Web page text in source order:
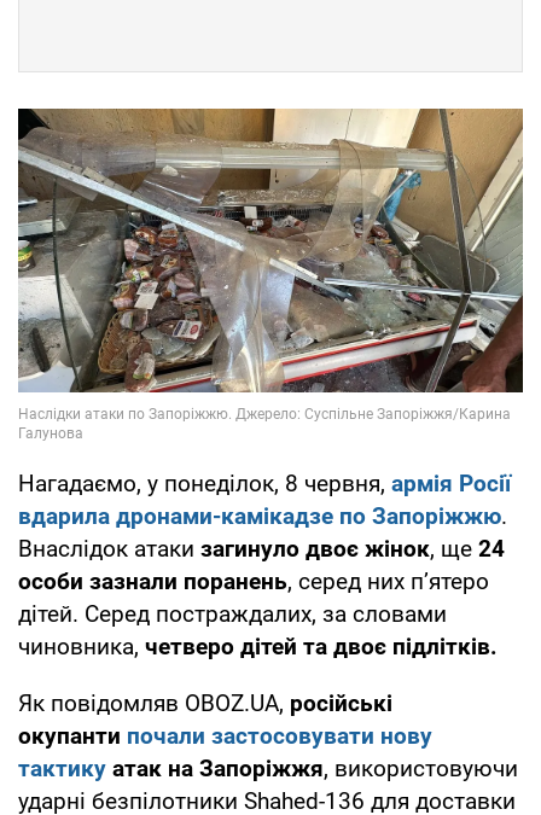
Нагадаємо, у понеділок, 8 червня, армія Росії
вдарила дронами-камікадзе по Запоріжжю.
Внаслідок атаки загинуло двоє жінок, ще 24
особи зазнали поранень, серед них пʼятеро
дітей. Серед постраждалих, за словами
чиновника, четверо дітей та двоє підлітків.
Як повідомляв OBOZ.UA, російські
окупанти почали застосовувати нову
тактику атак на Запоріжжя, використовуючи
ударні безпілотники Shahed-136 для доставки